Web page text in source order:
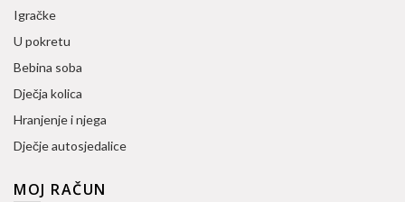
Igračke
U pokretu
Bebina soba
Dječja kolica
Hranjenje i njega
Dječje autosjedalice
MOJ RAČUN